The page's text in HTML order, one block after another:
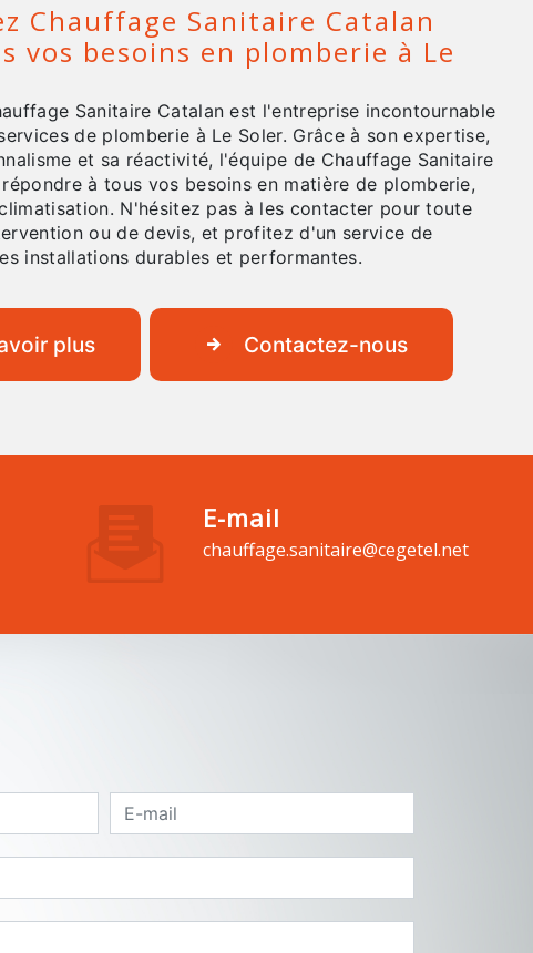
Chauffage Sanitaire Catalan
vos besoins en plomberie à Le
Sanitaire Catalan est l'entreprise incontournable
de plomberie à Le Soler. Grâce à son expertise,
et sa réactivité, l'équipe de Chauffage Sanitaire
à tous vos besoins en matière de plomberie,
N'hésitez pas à les contacter pour toute
ou de devis, et profitez d'un service de
installations durables et performantes.
plus Contactez-nous
E-mail
chauffage.sanitaire@cegetel.net